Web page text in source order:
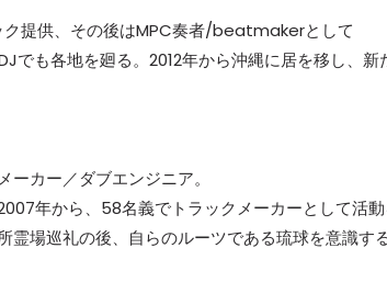
提供、その後はMPC奏者/beatmakerとして
も各地を廻る。2012年から沖縄に居を移し、新
カー／ダブエンジニア。
年から、58名義でトラックメーカーとして活
霊場巡礼の後、自らのルーツである琉球を意識す